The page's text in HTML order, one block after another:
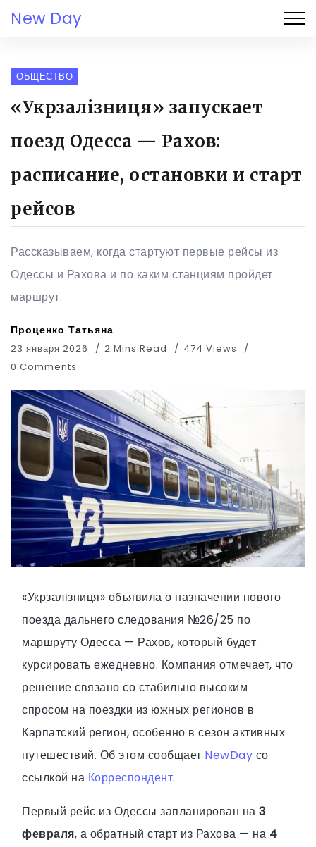
New Day
ОБЩЕСТВО
«Укрзалізниця» запускает
поезд Одесса — Рахов:
расписание, остановки и старт
рейсов
Рассказываем, когда стартуют первые рейсы из
Одессы и Рахова и по каким станциям пройдет
маршрут.
Проценко Татьяна
23 января 2026 2 Mins Read
474 Views
0 Comments
«Укрзалізниця» объявила о назначении нового
поезда дальнего следования №26/25 по
маршруту Одесса — Рахов, который будет
курсировать ежедневно. Компания отмечает, что
решение связано со стабильно высоким
спросом на поездки из южных регионов в
Карпатский регион, особенно в сезон активных
путешествий. Об этом сообщает NewDay со
ссылкой на Корреспондент.
Первый рейс из Одессы запланирован на 3
февраля, а обратный старт из Рахова — на 4